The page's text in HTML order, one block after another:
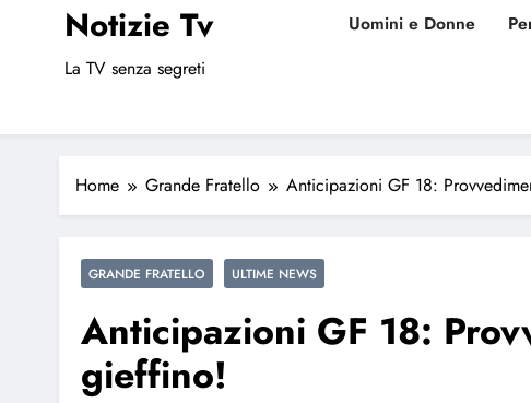
Notizie Tv
La TV senza segreti
Uomini e Donne
Home Grande Fratello Anticipazioni GF 18:
GRANDE FRATELLO ULTIME NEWS
Anticipazioni GF 18:
gieffino!